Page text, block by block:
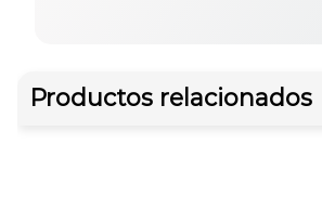
Productos relacionados